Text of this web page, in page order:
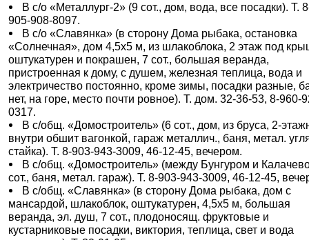
В с/о «Металлург-2» (9 сот., дом, вода, все посадки). Т.
905-908-8097.
В с/о «Славянка» (в сторону Дома рыбака, остановка
«Солнечная», дом 4,5х5 м, из шлакоблока, 2 этаж под
оштукатурен и покрашен, 7 сот., большая веранда,
пристроенная к дому, с душем, железная теплица, вода и
электричество постоянно, кроме зимы, посадки разные,
нет, на горе, место почти ровное). Т. дом. 32-36-53, 8-960-
0317.
В с/общ. «Домостроитель» (6 сот., дом, из бруса, 2-
внутри обшит вагонкой, гараж металлич., баня, метал.
стайка). Т. 8-903-943-3009, 46-12-45, вечером.
В с/общ. «Домостроитель» (между Бунгуром и
сот., баня, метал. гараж). Т. 8-903-943-3009, 46-12-45,
В с/общ. «Славянка» (в сторону Дома рыбака, дом с
мансардой, шлакоблок, оштукатурен, 4,5х5 м, большая
веранда, эл. душ, 7 сот., плодоносящ. фруктовые и
кустарниковые посадки, виктория, теплица, свет и вода